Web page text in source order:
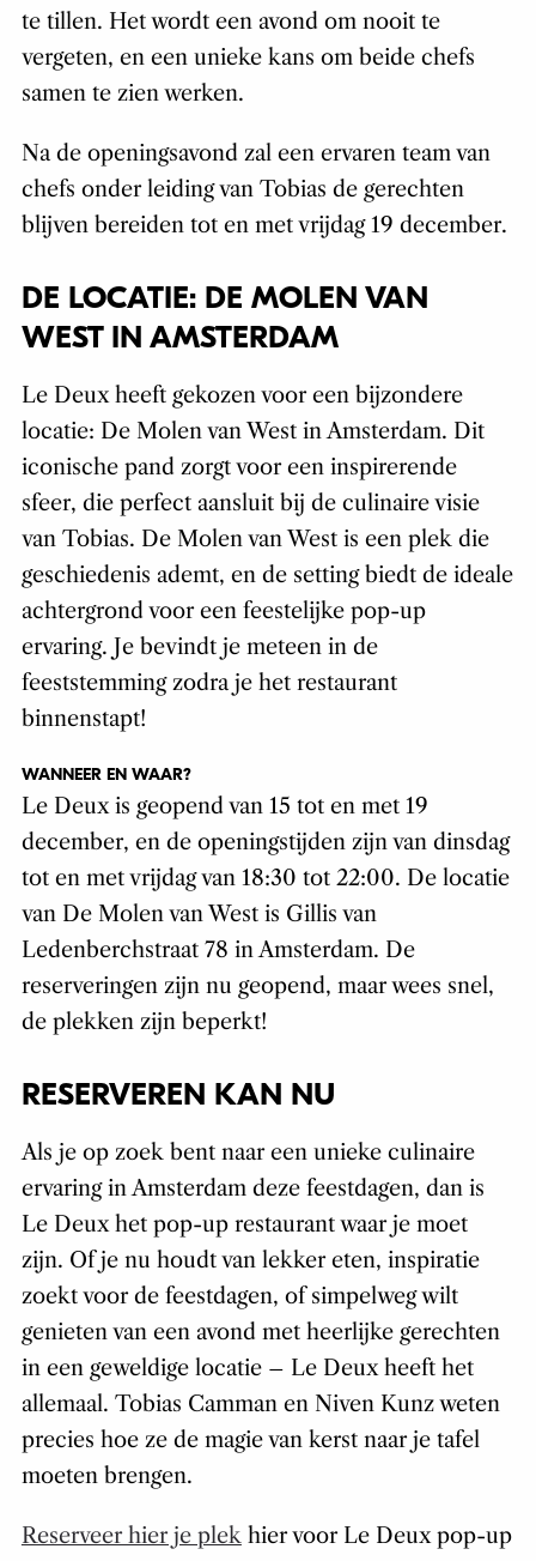
te tillen. Het wordt een avond om nooit te
vergeten, en een unieke kans om beide chefs
samen te zien werken.
Na de openingsavond zal een ervaren team van
chefs onder leiding van Tobias de gerechten
blijven bereiden tot en met vrijdag 19 december.
DE LOCATIE: DE MOLEN VAN
WEST IN AMSTERDAM
Le Deux heeft gekozen voor een bijzondere
locatie: De Molen van West in Amsterdam. Dit
iconische pand zorgt voor een inspirerende
sfeer, die perfect aansluit bij de culinaire visie
van Tobias. De Molen van West is een plek die
geschiedenis ademt, en de setting biedt de ideale
achtergrond voor een feestelijke pop-up
ervaring. Je bevindt je meteen in de
feeststemming zodra je het restaurant
binnenstapt!
WANNEER EN WAAR?
Le Deux is geopend van 15 tot en met 19
december, en de openingstijden zijn van dinsdag
tot en met vrijdag van 18:30 tot 22:00. De locatie
van De Molen van West is Gillis van
Ledenberchstraat 78 in Amsterdam. De
reserveringen zijn nu geopend, maar wees snel,
de plekken zijn beperkt!
RESERVEREN KAN NU
Als je op zoek bent naar een unieke culinaire
ervaring in Amsterdam deze feestdagen, dan is
Le Deux het pop-up restaurant waar je moet
zijn. Of je nu houdt van lekker eten, inspiratie
zoekt voor de feestdagen, of simpelweg wilt
genieten van een avond met heerlijke gerechten
in een geweldige locatie – Le Deux heeft het
allemaal. Tobias Camman en Niven Kunz weten
precies hoe ze de magie van kerst naar je tafel
moeten brengen.
Reserveer hier je plekhier voor Le Deux pop-up